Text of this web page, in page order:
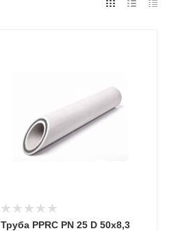
Труба PPRC PN 25 D 50х8,3